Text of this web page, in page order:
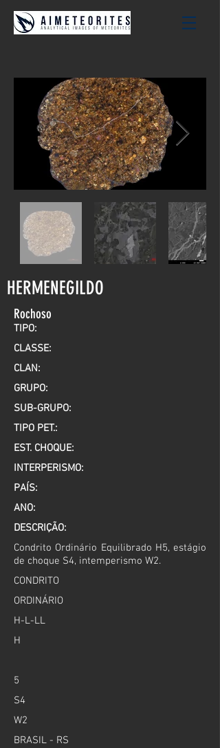
HERMENEGILDO
Rochoso
TIPO:
CLASSE:
CLAN:
GRUPO:
SUB-GRUPO:
TIPO PET.:
EST. CHOQUE:
INTERPERISMO:
PAÍS:
ANO:
DESCRIÇÃO:
Condrito Ordinário Equilibrado H5, estágio
de choque S4, intemperismo W2.
CONDRITO
ORDINÁRIO
H-L-LL
H
5
S4
W2
BRASIL - RS